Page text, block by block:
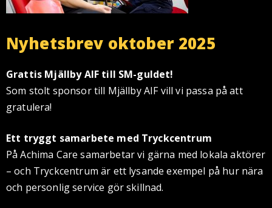
Nyhetsbrev oktober 2025
Grattis Mjällby AIF till SM-guldet!
Som stolt sponsor till Mjällby AIF vill vi passa på att
gratulera!
Ett tryggt samarbete med Tryckcentrum
På Achima Care samarbetar vi gärna med lokala aktörer
– och Tryckcentrum är ett lysande exempel på hur nära
och personlig service gör skillnad.